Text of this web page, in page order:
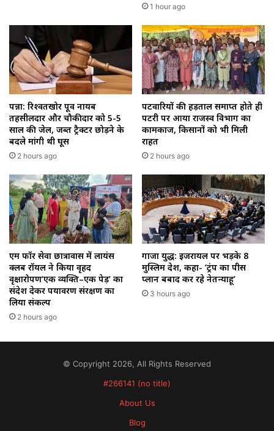
1 hour ago
पन्ना: रिश्वतखोर पूर्व नायब
तहसीलदार और चौकीदार को 5-5
साल की जेल, जब्त ट्रैक्टर छोड़ने के
बदले मांगी थी घूस
2 hours ago
पटवारियों की हड़ताल समाप्त होते ही
पटरी पर आया राजस्व विभाग का
कामकाज, किसानों को भी मिली
राहत
2 hours ago
एम फॉर सेवा छात्रावास में लायंस
क्लब रॉयल ने किया वृहद
वृक्षारोपण‘एक व्यक्ति–एक पेड़’ का
संदेश देकर पर्यावरण संरक्षण का
लिया संकल्प
2 hours ago
गाजा युद्ध: इजरायल पर भड़के 8
मुस्लिम देश, कहा- ‘ट्रंप का पीस
प्लान बर्बाद कर रहे नेतन्याहू’
3 hours ago
© Copyright 2026, All Rights Reserved
#266141 (no title)
About Us
Blog